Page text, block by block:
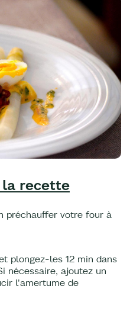
la recette
préchauffer votre four à
plongez-les 12 min dans
nécessaire, ajoutez un
l'amertume de